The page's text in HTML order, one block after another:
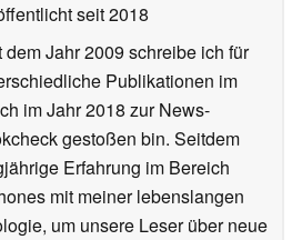
seit 2018
dem Jahr 2009 schreibe ich für
Publikationen im
im Jahr 2018 zur News-
gestoßen bin. Seitdem
Erfahrung im Bereich
mit meiner lebenslangen
um unsere Leser über neue